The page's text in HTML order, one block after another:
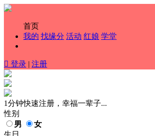
首页
我的 找缘分 活动 红娘 学堂
 登录 | 注册
1分钟快速注册，幸福一辈子...
性别
男
女
生日